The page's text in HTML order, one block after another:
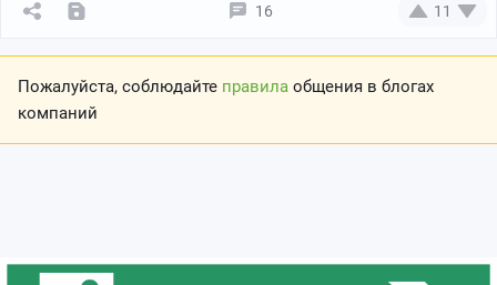
16 11
Пожалуйста, соблюдайте правила общения в блогах
компаний